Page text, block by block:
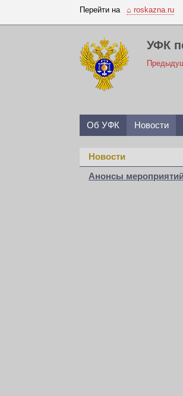
Перейти на ⌂ roskazna.ru
УФК
Об УФК Новости
Новости
Анонсы